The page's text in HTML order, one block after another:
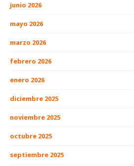
junio 2026
mayo 2026
marzo 2026
febrero 2026
enero 2026
diciembre 2025
noviembre 2025
octubre 2025
septiembre 2025